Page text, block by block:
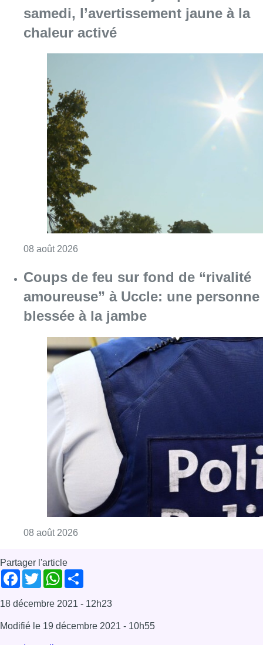
08 août 2026Consulter l'article "Météo: du soleil et
Coups de feu sur fond de “rivalité
amoureuse” à Uccle: une personne
blessée à la jambe
08 août 2026 Consulter l'article "Coups de feu sur fond
Partager l'article
Share
18 décembre 2021- 12h23
19 décembre 2021
Incendie
pompiers de bruxelles
Bruxelles-ville
News
Offres d’emploi